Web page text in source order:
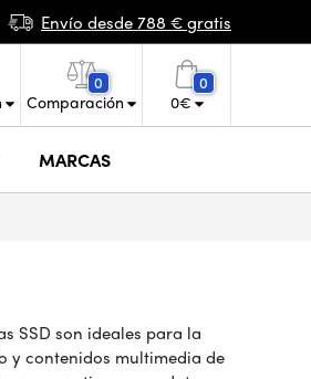
Envío desde 788 € gratis
0
Comparación
0
0€
MARCAS
SSD son ideales para la
y contenidos multimedia de